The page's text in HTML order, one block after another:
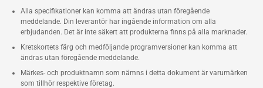
Alla specifikationer kan komma att ändras utan föregående
meddelande. Din leverantör har ingående information om alla
erbjudanden. Det är inte säkert att produkterna finns på alla marknader.
Kretskortets färg och medföljande programversioner kan komma att
ändras utan föregående meddelande.
Märkes- och produktnamn som nämns i detta dokument är varumärken
som tillhör respektive företag.